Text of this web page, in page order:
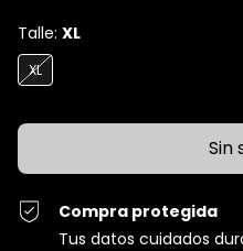
Talle: XL
XL
Compra protegida
Tus datos cuidados